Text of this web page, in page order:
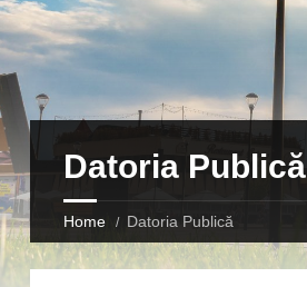
Datoria Publică
Home Datoria Publică